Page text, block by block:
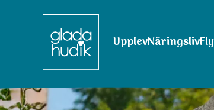
UpplevNäringsliv